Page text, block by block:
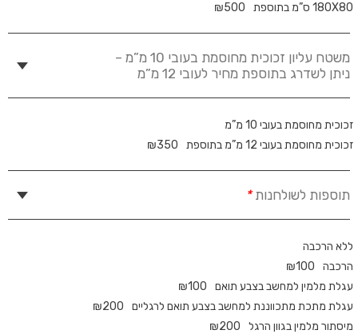
180X80 ס”מ בתוספת
₪500
משטח עליון זכוכית מחוסמת בעובי 10 מ”מ –
ניתן לשדרג בתוספת מחיר לעובי 12 מ”מ
זכוכית מחוסמת בעובי 10 מ”מ
זכוכית מחוסמת בעובי 12 מ”מ בתוספת
₪350
תוספות לשולחנות*
ללא הרכבה
הרכבה
₪100
עגלת מלמין למחשב בצבע תואם
₪100
עגלת מתכת מתכווננת למחשב בצבע תואם לרגליים
₪200
מיסתור מלמין בגוון הרגל
₪200